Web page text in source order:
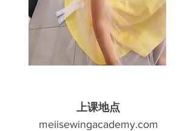
上课地点
meiisewingacademy.com